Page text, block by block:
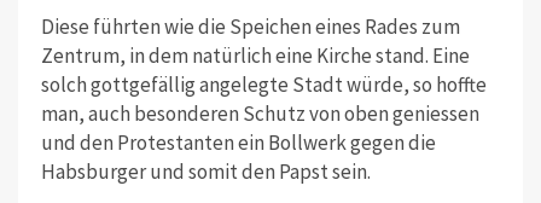
Diese führten wie die Speichen eines Rades zum
Zentrum, in dem natürlich eine Kirche stand. Eine
solch gottgefällig angelegte Stadt würde, so hoffte
man, auch besonderen Schutz von oben geniessen
und den Protestanten ein Bollwerk gegen die
Habsburger und somit den Papst sein.